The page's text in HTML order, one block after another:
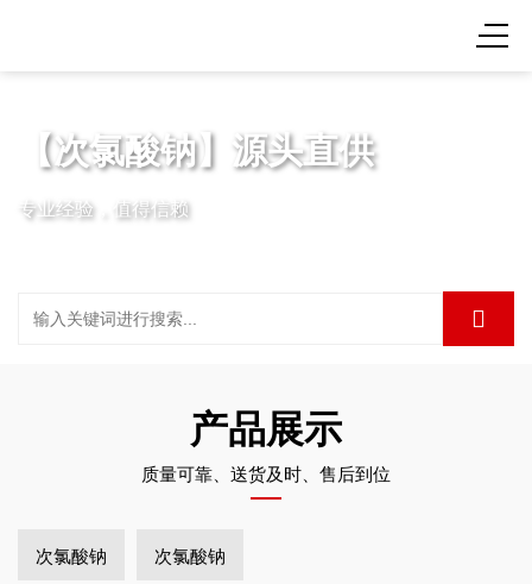
【次氯酸钠】源头直供
专业经验，值得信赖
产品展示
质量可靠、送货及时、售后到位
次氯酸钠 次氯酸钠